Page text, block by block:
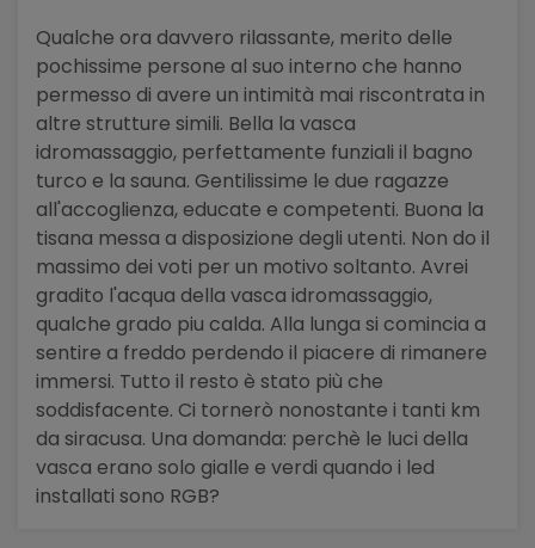
Qualche ora davvero rilassante, merito delle
pochissime persone al suo interno che hanno
permesso di avere un intimità mai riscontrata in
altre strutture simili. Bella la vasca
idromassaggio, perfettamente funziali il bagno
turco e la sauna. Gentilissime le due ragazze
all'accoglienza, educate e competenti. Buona la
tisana messa a disposizione degli utenti. Non do il
massimo dei voti per un motivo soltanto. Avrei
gradito l'acqua della vasca idromassaggio,
qualche grado piu calda. Alla lunga si comincia a
sentire a freddo perdendo il piacere di rimanere
immersi. Tutto il resto è stato più che
soddisfacente. Ci tornerò nonostante i tanti km
da siracusa. Una domanda: perchè le luci della
vasca erano solo gialle e verdi quando i led
installati sono RGB?